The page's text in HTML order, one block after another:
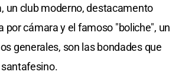
un club moderno, destacamento
por cámara y el famoso "boliche", un
generales, son las bondades que